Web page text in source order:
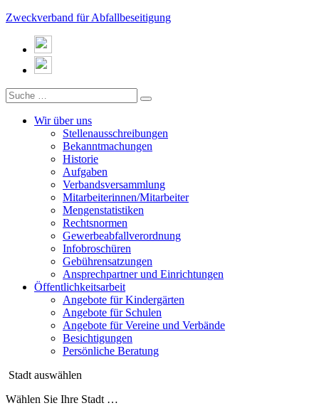
Zweckverband für Abfallbeseitigung
Wir über uns
Stellenausschreibungen
Bekanntmachungen
Historie
Aufgaben
Verbandsversammlung
Mitarbeiterinnen/Mitarbeiter
Mengenstatistiken
Rechtsnormen
Gewerbeabfallverordnung
Infobroschüren
Gebührensatzungen
Ansprechpartner und Einrichtungen
Öffentlichkeitsarbeit
Angebote für Kindergärten
Angebote für Schulen
Angebote für Vereine und Verbände
Besichtigungen
Persönliche Beratung
Stadt auswählen
Wählen Sie Ihre Stadt …